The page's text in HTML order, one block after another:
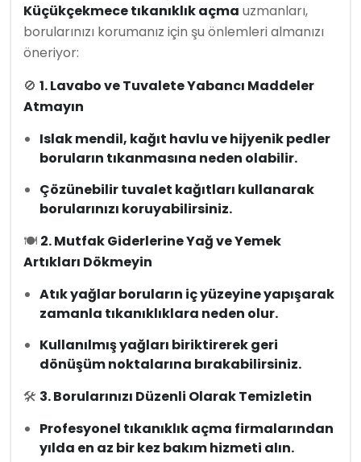
Küçükçekmece tıkanıklık açma uzmanları,
borularınızı korumanız için şu önlemleri almanızı
öneriyor:
🚫 1. Lavabo ve Tuvalete Yabancı Maddeler
Atmayın
Islak mendil, kağıt havlu ve hijyenik pedler
boruların tıkanmasına neden olabilir.
Çözünebilir tuvalet kağıtları kullanarak
borularınızı koruyabilirsiniz.
🍽 2. Mutfak Giderlerine Yağ ve Yemek
Artıkları Dökmeyin
Atık yağlar boruların iç yüzeyine yapışarak
zamanla tıkanıklıklara neden olur.
Kullanılmış yağları biriktirerek geri
dönüşüm noktalarına bırakabilirsiniz.
🛠 3. Borularınızı Düzenli Olarak Temizletin
Profesyonel tıkanıklık açma firmalarından
yılda en az bir kez bakım hizmeti alın.